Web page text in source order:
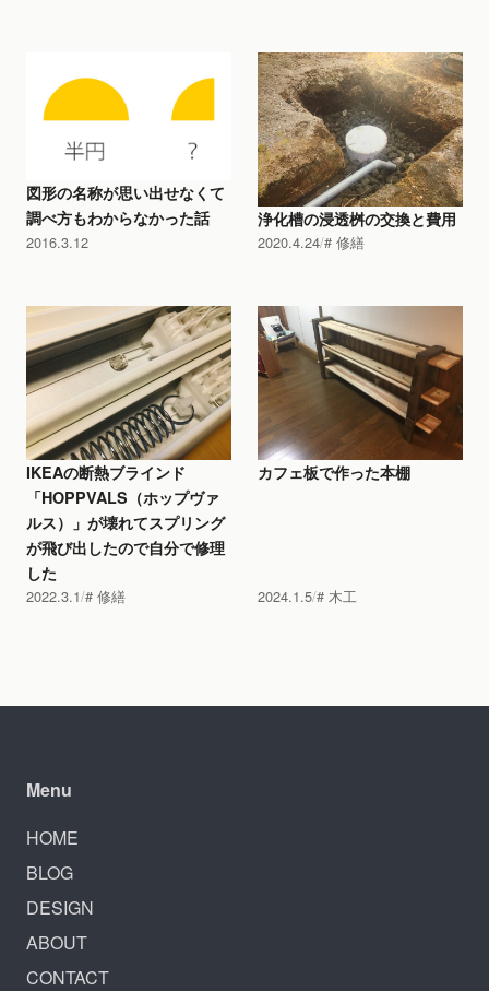
図形の名称が思い出せなくて
調べ方もわからなかった話
2016.3.12
浄化槽の浸透桝の交換と費用
2020.4.24 修繕
IKEAの断熱ブラインド
「HOPPVALS（ホップヴァ
ルス）」が壊れてスプリング
が飛び出したので自分で修理
した
2022.3.1 修繕
カフェ板で作った本棚
2024.1.5 木工
Menu
HOME
BLOG
DESIGN
ABOUT
CONTACT